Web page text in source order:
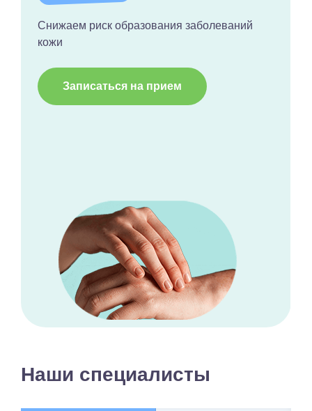
Снижаем риск образования заболеваний
кожи
Записаться на прием
Наши специалисты